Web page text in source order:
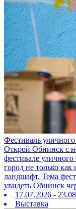
Фестиваль
Открой Обнинск с
фестивале
город не только
ландшафт. Тема
увидеть Обнинск
17.07.2026 -
Выставка